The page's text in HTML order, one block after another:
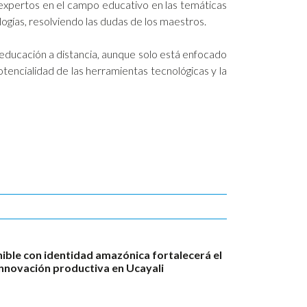
en el campo educativo en las temáticas
resolviendo las dudas de los maestros.
a distancia, aunque solo está enfocado
de las herramientas tecnológicas y la
con identidad amazónica fortalecerá el
productiva en Ucayali